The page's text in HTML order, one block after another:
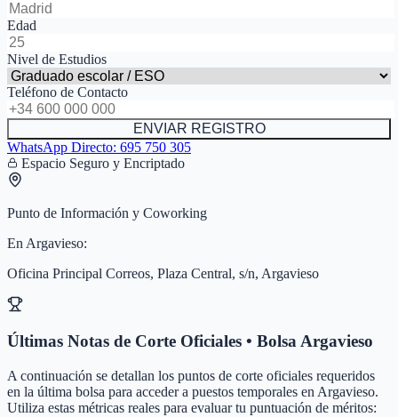
Edad
Nivel de Estudios
Teléfono de Contacto
ENVIAR REGISTRO
WhatsApp Directo: 695 750 305
Espacio Seguro y Encriptado
Punto de Información y Coworking
En Argavieso:
Oficina Principal Correos, Plaza Central, s/n, Argavieso
Últimas Notas de Corte Oficiales • BolsaArgavieso
A continuación se detallan los puntos de corte oficiales requeridos
en la última bolsa para acceder a puestos temporales en Argavieso.
Utiliza estas métricas reales para evaluar tu puntuación de méritos: